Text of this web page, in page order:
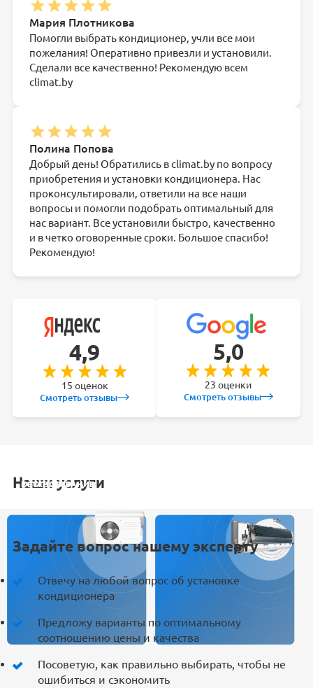
Мария Плотникова
Помогли выбрать кондиционер, учли все мои
пожелания! Оперативно привезли и установили.
Сделали все качественно! Рекомендую всем
climat.by
Полина Попова
Добрый день! Обратились в climat.by по вопросу
приобретения и установки кондиционера. Нас
проконсультировали, ответили на все наши
вопросы и помогли подобрать оптимальный для
нас вариант. Все установили быстро, качественно
и в четко оговоренные сроки. Большое спасибо!
Рекомендую!
4,9
15 оценок
Смотреть отзывы
5,0
23 оценки
Смотреть отзывы
Наши услуги
УСТАНОВКА
ОБСЛУЖИВАНИЕ
Задайте вопрос нашему эксперту
Отвечу на любой вопрос об установке
кондиционера
Предложу варианты по оптимальному
соотношению цены и качества
Посоветую, как правильно выбирать, чтобы не
ошибиться и сэкономить